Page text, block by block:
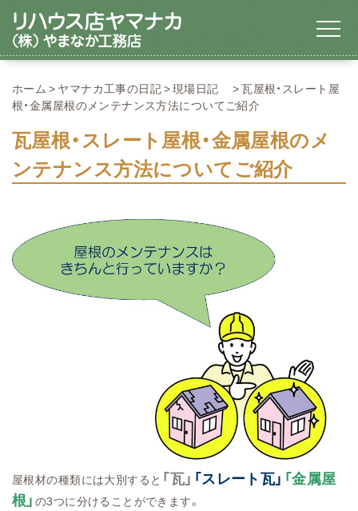
ホーム ヤマナカ工事の日記 現場日記
瓦屋根・スレート屋
根・金属屋根のメンテナンス方法についてご紹介
瓦屋根・スレート屋根・金属屋根のメ
ンテナンス方法についてご紹介
屋根材の種類には大別すると 「瓦」 「スレート瓦」 「金属屋
根」 の3つに分けることができます。